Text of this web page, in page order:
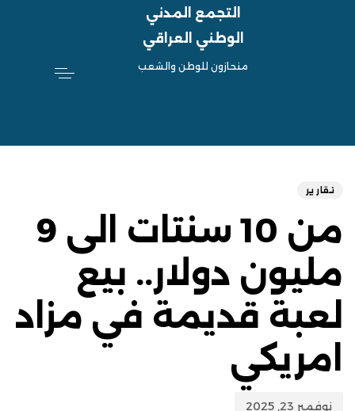
التجمع المدني
الوطني العراقي
منحازون للوطن والشعب
تقارير
من 10 سنتات الى 9
مليون دولار.. بيع
لعبة قديمة في مزاد
امريكي
نوفمبر 23, 2025